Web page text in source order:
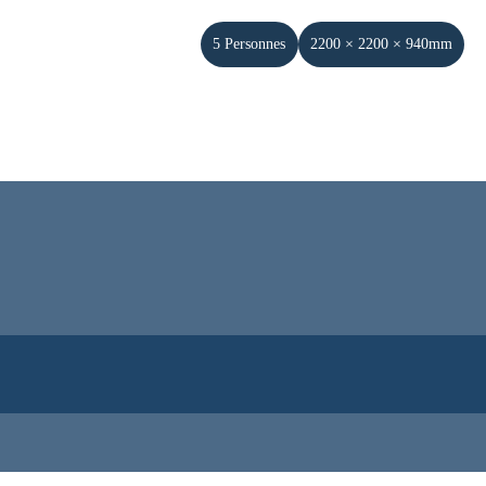
5 Personnes 2200 × 2200 × 940mm